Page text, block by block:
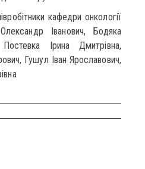
кафедри онкології
Іванович, Бодяка
Ірина Дмитрівна,
Гушул Іван Ярославович,